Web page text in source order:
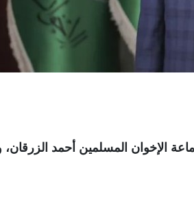
الإخوان المسلمين أحمد